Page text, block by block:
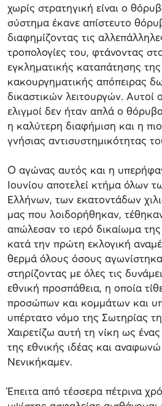
χωρίς στρατηγική είναι ο
σύστημα έκανε απίστευτο
διαφημίζοντας τις
τροπολογίες του, φτάνοντας
εγκληματικής καταπάτησης
κακουργηματικής απόπειρας
δικαστικών λειτουργών. Αυτοί
ελιγμοί δεν ήταν απλά ο
η καλύτερη διαφήμιση και η
γνήσιας αντισυστημικότητας
Ο αγώνας αυτός και η
Ιουνίου αποτελεί κτήμα όλων
Ελλήνων, των εκατοντάδων
μας που λοιδορήθηκαν,
απώλεσαν το ιερό δικαίωμα
κατά την πρώτη εκλογική
θερμά όλους όσους
στηρίζοντας με όλες τις
εθνική προσπάθεια, η οποία
προσώπων και κομμάτων και
υπέρτατο νόμο της Σωτηρίας
Χαιρετίζω αυτή τη νίκη ως
της εθνικής ιδέας και
Νενικήκαμεν.
Έπειτα από τέσσερα πέτρινα